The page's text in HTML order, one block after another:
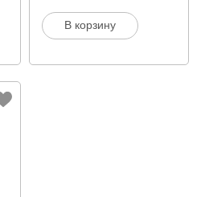
В корзину